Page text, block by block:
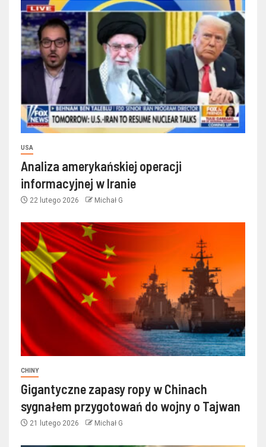
USA
Analiza amerykańskiej operacji
informacyjnej w Iranie
22 lutego 2026 Michał G
CHINY
Gigantyczne zapasy ropy w Chinach
sygnałem przygotowań do wojny o Tajwan
21 lutego 2026 Michał G